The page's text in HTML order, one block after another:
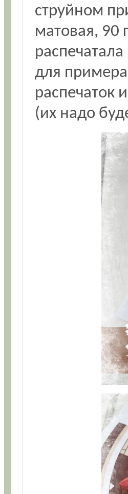
струйном
матовая, 90
для
распечаток
(их надо